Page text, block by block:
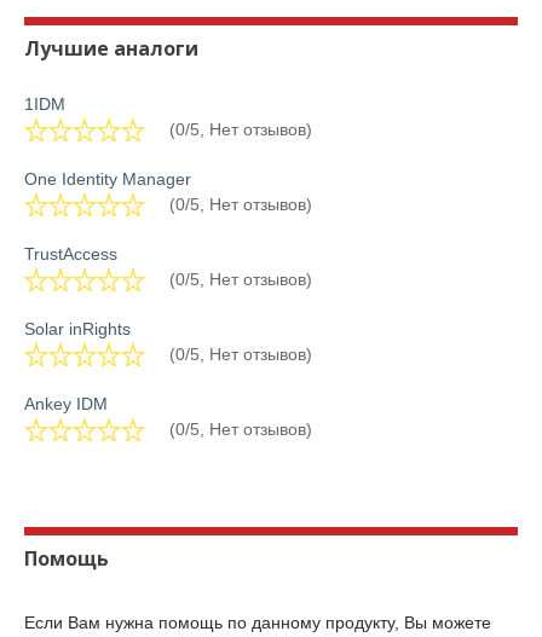
Лучшие аналоги
1IDM
(0/5, Нет отзывов)
One Identity Manager
(0/5, Нет отзывов)
TrustAccess
(0/5, Нет отзывов)
Solar inRights
(0/5, Нет отзывов)
Ankey IDM
(0/5, Нет отзывов)
Помощь
Если Вам нужна помощь по данному продукту, Вы можете